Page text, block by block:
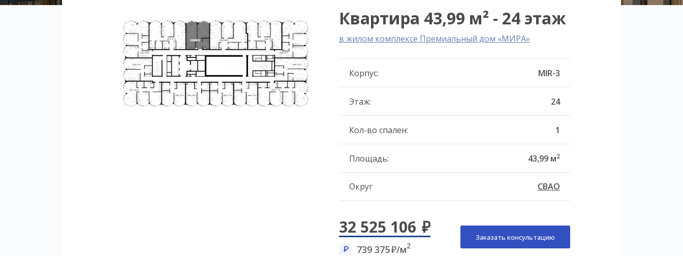
Квартира 43,99 м² - 24 этаж
в жилом комплексе Премиальный дом «МИРА»
Корпус: MIR-3
Этаж: 24
Кол-во спален: 1
Площадь: 43,99 м2
Округ СВАО
32 525 106
739 375 /м2
Заказать консультацию